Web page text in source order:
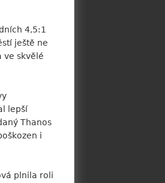
4,5:1
ještě ne
ve skvělé
lepší
Thanos
i
plnila roli